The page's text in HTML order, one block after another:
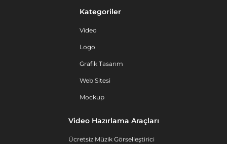
Kategoriler
Video
Logo
Grafik Tasarım
Web Sitesi
Mockup
Video Hazırlama Araçları
Ücretsiz Müzik Görselleştirici